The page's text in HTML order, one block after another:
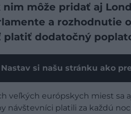
nim môže pridať aj
a rozhodnutie
dodatočný
Nastav si našu stránku ako
veľkých európskych miest
návštevníci platili za každú